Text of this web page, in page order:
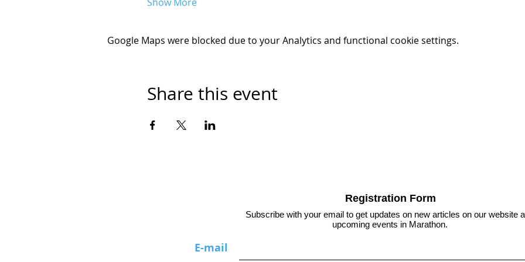
Google Maps were blocked due to your Analytics and functional cookie settings.
Share this event
Subscribe with your email to get updates on new articles on our website
upcoming events in Marathon.
Registration Form
Ε-mail